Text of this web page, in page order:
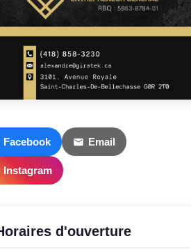
Facebook Email
Instagram
d'ouverture